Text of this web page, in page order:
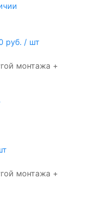
руб. / шт
монтажа +
монтажа +